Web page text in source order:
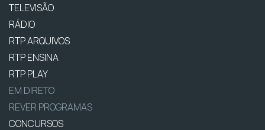
TELEVISÃO
RÁDIO
RTP ARQUIVOS
RTP ENSINA
RTP PLAY
EM DIRETO
REVER PROGRAMAS
CONCURSOS